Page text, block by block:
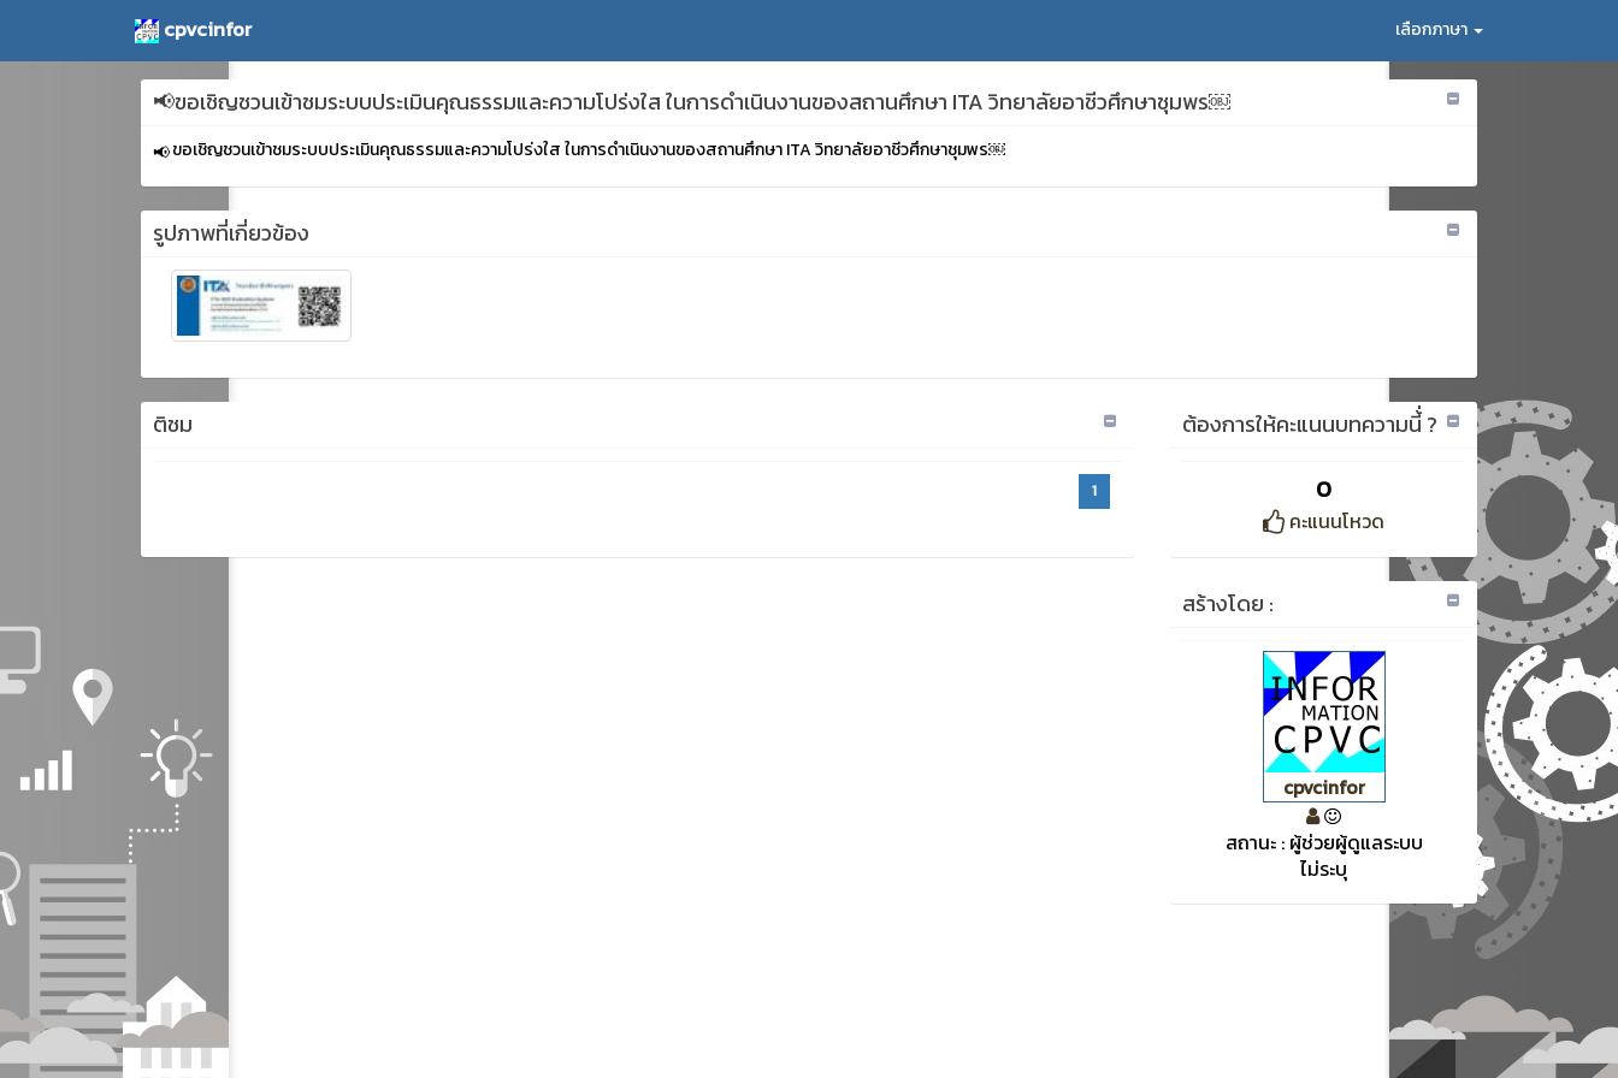
cpvcinfor เลือกภาษา
📢ขอเชิญชวนเข้าชมระบบประเมินคุณธรรมและความโปร่งใส ในการดำเนินงานของสถานศึกษา ITA วิทยาลัยอาชีวศึกษาชุมพร￼
ขอเชิญชวนเข้าชมระบบประเมินคุณธรรมและความโปร่งใส ในการดำเนินงานของสถานศึกษา ITA วิทยาลัยอาชีวศึกษาชุมพร￼
รูปภาพที่เกี่ยวข้อง
ติชม
1
ต้องการให้คะแนนบทความนี้่ ?
0
คะแนนโหวด
สร้างโดย :
cpvcinfor
สถานะ : ผู้ช่วยผู้ดูแลระบบ
ไม่ระบุ